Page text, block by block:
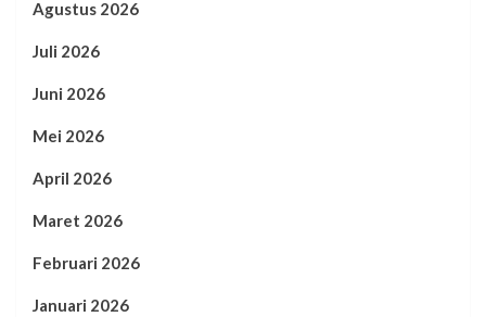
Agustus 2026
Juli 2026
Juni 2026
Mei 2026
April 2026
Maret 2026
Februari 2026
Januari 2026